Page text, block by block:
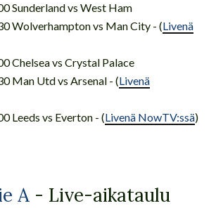
Sunderland vs West Ham
Wolverhampton vs Man City - (Livenä
Chelsea vs Crystal Palace
Man Utd vs Arsenal - (Livenä
Leeds vs Everton - (Livenä NowTV:ssä)
A - Live-aikataulu